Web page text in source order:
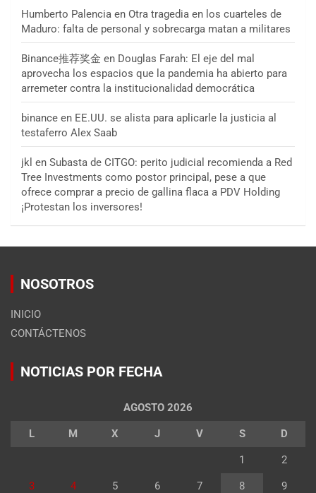
Humberto Palencia en Otra tragedia en los cuarteles de
Maduro: falta de personal y sobrecarga matan a militares
Binance推荐奖金 en Douglas Farah: El eje del mal
aprovecha los espacios que la pandemia ha abierto para
arremeter contra la institucionalidad democrática
binance en EE.UU. se alista para aplicarle la justicia al
testaferro Alex Saab
jkl en Subasta de CITGO: perito judicial recomienda a Red
Tree Investments como postor principal, pese a que
ofrece comprar a precio de gallina flaca a PDV Holding
¡Protestan los inversores!
NOSOTROS
INICIO
CONTÁCTENOS
NOTICIAS POR FECHA
AGOSTO 2026
L M X J V S D
1 2
3 4 5 6 7 8 9